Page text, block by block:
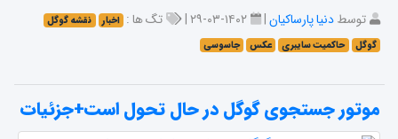
توسطدنیا پارساکیان| ۱۴۰۲-۰۳-۲۹ | تگ ها : اخبار
نقشه گوگل
گوگل
حاکمیت سایبری عکس جاسوسی
موتور جستجوی گوگل در حال تحول است+جزئیات